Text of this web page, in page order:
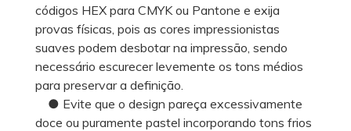
códigos HEX para CMYK ou Pantone e exija
provas físicas, pois as cores impressionistas
suaves podem desbotar na impressão, sendo
necessário escurecer levemente os tons médios
para preservar a definição.
● Evite que o design pareça excessivamente
doce ou puramente pastel incorporando tons frios